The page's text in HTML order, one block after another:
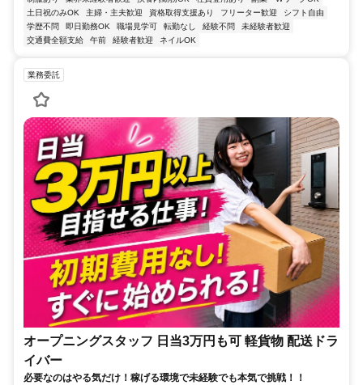
土日祝のみOK
主婦・主夫歓迎 資格取得支援あり フリーター歓迎
シフト自由
学歴不問
即日勤務OK 職場見学可 転勤なし 経験不問
未経験者歓迎
交通費全額支給
午前 経験者歓迎 ネイルOK
業務委託
オープニングスタッフ 日当3万円も可 軽貨物 配送ドラ
イバー
必要なのはやる気だけ！稼げる環境で未経験でも本気で挑戦！！